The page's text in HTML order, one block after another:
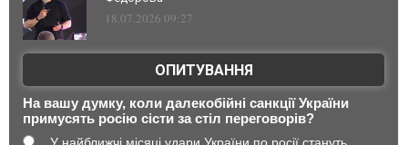
18.07.2026 09:27
ОПИТУВАННЯ
На вашу думку, коли далекобійні санкції України
примусять росію сісти за стіл переговорів?